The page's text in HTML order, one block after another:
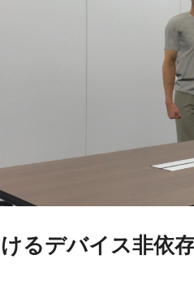
るデバイス非依